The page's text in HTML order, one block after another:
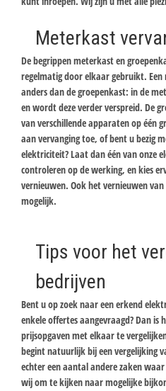
Meterkast
De begrippen meterkast en
regelmatig door elkaar gebruikt.
anders dan de groepenkast: in de
en wordt deze verder verspreid. De
van verschillende apparaten op één
aan vervanging toe, of bent u bezig
elektriciteit? Laat dan één van onze
controleren op de werking, en kies
vernieuwen. Ook het vernieuwen
mogelijk.
Tips voor het
bedrijven
Bent u op zoek naar een erkend
enkele offertes aangevraagd? Dan is
prijsopgaven met elkaar te
begint natuurlijk bij een vergelijking
echter een aantal andere zaken
wij om te kijken naar mogelijke